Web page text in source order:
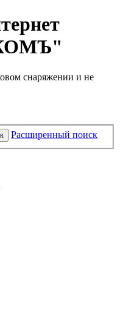
снаряжении и не
Расширенный поиск